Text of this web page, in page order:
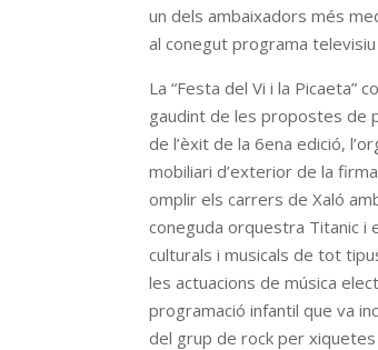
un dels ambaixadors més
al conegut programa televisiu
La “Festa del Vi i la
gaudint de les propostes de
de l’èxit de la 6ena edició,
mobiliari d’exterior de la
omplir els carrers de Xaló
coneguda orquestra Titanic i
culturals i musicals de tot
les actuacions de música
programació infantil que va
del grup de rock per xiquetes